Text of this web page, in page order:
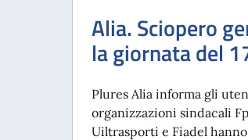
Alia. Sciopero
la giornata del
Plures Alia informa gli
organizzazioni sindacali
Uiltrasporti e Fiadel